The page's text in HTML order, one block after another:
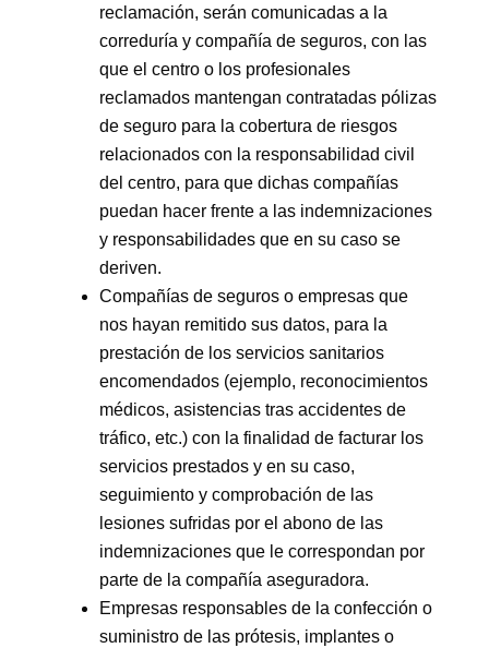
reclamación, serán comunicadas a la
correduría y compañía de seguros, con las
que el centro o los profesionales
reclamados mantengan contratadas pólizas
de seguro para la cobertura de riesgos
relacionados con la responsabilidad civil
del centro, para que dichas compañías
puedan hacer frente a las indemnizaciones
y responsabilidades que en su caso se
deriven.
Compañías de seguros o empresas que
nos hayan remitido sus datos, para la
prestación de los servicios sanitarios
encomendados (ejemplo, reconocimientos
médicos, asistencias tras accidentes de
tráfico, etc.) con la finalidad de facturar los
servicios prestados y en su caso,
seguimiento y comprobación de las
lesiones sufridas por el abono de las
indemnizaciones que le correspondan por
parte de la compañía aseguradora.
Empresas responsables de la confección o
suministro de las prótesis, implantes o